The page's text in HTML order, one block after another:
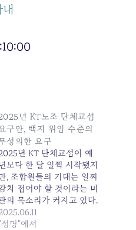
년 KT노조 단체교섭
구안, 백지 위임 수준의
성의한 요구
년 KT 단체교섭이 예
보다 한 달 일찍 시작됐지
, 조합원들의 기대는 일찌
치 접어야 할 것이라는 비
의 목소리가 커지고 있다.
상 최대 실적을 달성했다
회사의 발표에도 불구하
명"에서